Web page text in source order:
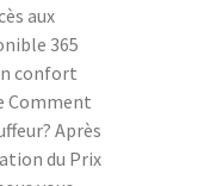
aux
365
confort
Comment
Après
du Prix